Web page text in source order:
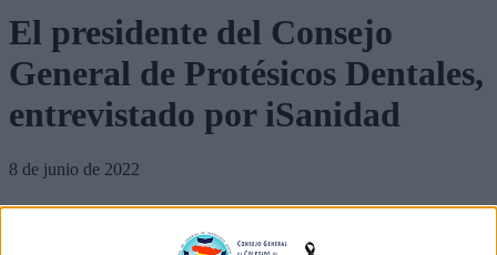
El presidente del Consejo
General de Protésicos Dentales,
entrevistado por iSanidad
8 de junio de 2022
Artemio de Santiago González, presidente del
Consejo General de Protésicos